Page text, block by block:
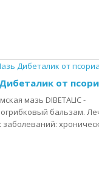
от
мазь DIBETALIC -
бальзам.